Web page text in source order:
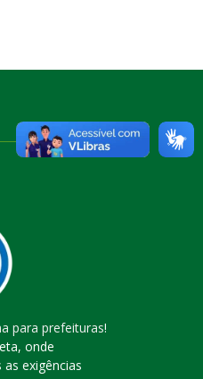
para prefeituras!
onde
exigências